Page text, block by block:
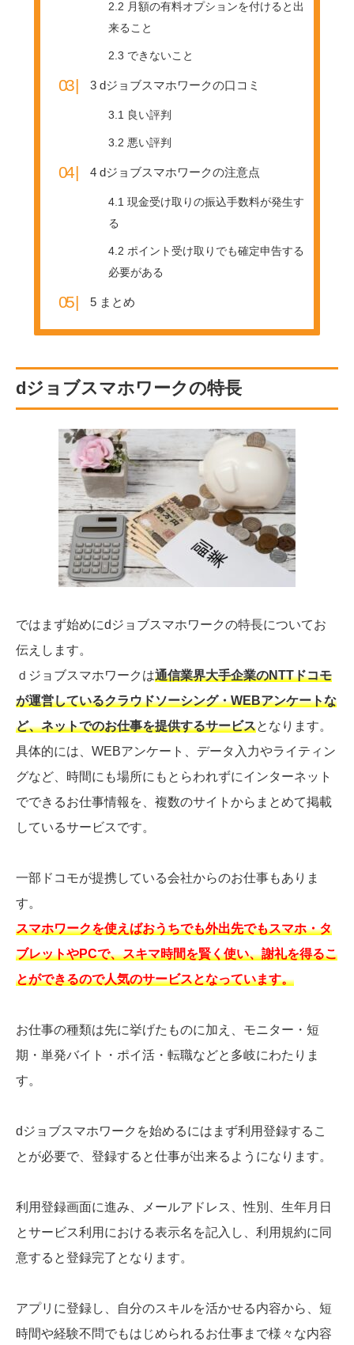
2.2 月額の有料オプションを付けると出
来ること
2.3 できないこと
3 dジョブスマホワークの口コミ
3.1 良い評判
3.2 悪い評判
4 dジョブスマホワークの注意点
4.1 現金受け取りの振込手数料が発生す
る
4.2 ポイント受け取りでも確定申告する
必要がある
5 まとめ
dジョブスマホワークの特長
ではまず始めにdジョブスマホワークの特長についてお
伝えします。
ｄジョブスマホワークは通信業界大手企業のNTTドコモ
が運営しているクラウドソーシング・WEBアンケートな
ど、ネットでのお仕事を提供するサービスとなります。
具体的には、WEBアンケート、データ入力やライティン
グなど、時間にも場所にもとらわれずにインターネット
でできるお仕事情報を、複数のサイトからまとめて掲載
しているサービスです。
一部ドコモが提携している会社からのお仕事もありま
す。
スマホワークを使えばおうちでも外出先でもスマホ・タ
ブレットやPCで、スキマ時間を賢く使い、謝礼を得るこ
とができるので人気のサービスとなっています。
お仕事の種類は先に挙げたものに加え、モニター・短
期・単発バイト・ポイ活・転職などと多岐にわたりま
す。
dジョブスマホワークを始めるにはまず利用登録するこ
とが必要で、登録すると仕事が出来るようになります。
利用登録画面に進み、メールアドレス、性別、生年月日
とサービス利用における表示名を記入し、利用規約に同
意すると登録完了となります。
アプリに登録し、自分のスキルを活かせる内容から、短
時間や経験不問でもはじめられるお仕事まで様々な内容